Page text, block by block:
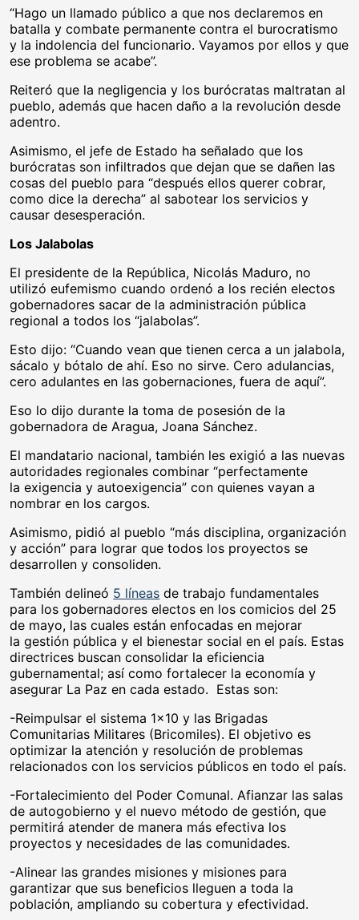
“Hago un llamado público a que nos declaremos en
batalla y combate permanente contra el burocratismo
y la indolencia del funcionario. Vayamos por ellos y que
ese problema se acabe”.
Reiteró que la negligencia y los burócratas maltratan al
pueblo, además que hacen daño a la revolución desde
adentro.
Asimismo, el jefe de Estado ha señalado que los
burócratas son infiltrados que dejan que se dañen las
cosas del pueblo para “después ellos querer cobrar,
como dice la derecha” al sabotear los servicios y
causar desesperación.
Los Jalabolas
El presidente de la República, Nicolás Maduro, no
utilizó eufemismo cuando ordenó a los recién electos
gobernadores sacar de la administración pública
regional a todos los “jalabolas”.
Esto dijo: “Cuando vean que tienen cerca a un jalabola,
sácalo y bótalo de ahí. Eso no sirve. Cero adulancias,
cero adulantes en las gobernaciones, fuera de aquí”.
Eso lo dijo durante la toma de posesión de la
gobernadora de Aragua, Joana Sánchez.
El mandatario nacional, también les exigió a las nuevas
autoridades regionales combinar “perfectamente
la exigencia y autoexigencia” con quienes vayan a
nombrar en los cargos.
Asimismo, pidió al pueblo “más disciplina, organización
y acción” para lograr que todos los proyectos se
desarrollen y consoliden.
También delineó 5 líneas de trabajo fundamentales
para los gobernadores electos en los comicios del 25
de mayo, las cuales están enfocadas en mejorar
la gestión pública y el bienestar social en el país. Estas
directrices buscan consolidar la eficiencia
gubernamental; así como fortalecer la economía y
asegurar La Paz en cada estado. Estas son:
-Reimpulsar el sistema 1×10 y las Brigadas
Comunitarias Militares (Bricomiles). El objetivo es
optimizar la atención y resolución de problemas
relacionados con los servicios públicos en todo el país.
-Fortalecimiento del Poder Comunal. Afianzar las salas
de autogobierno y el nuevo método de gestión, que
permitirá atender de manera más efectiva los
proyectos y necesidades de las comunidades.
-Alinear las grandes misiones y misiones para
garantizar que sus beneficios lleguen a toda la
población, ampliando su cobertura y efectividad.